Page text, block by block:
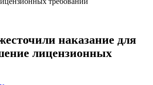
наказание для
лицензионных